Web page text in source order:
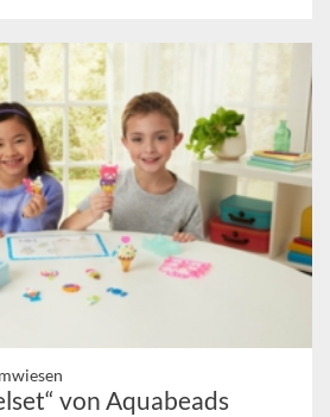
von Aquabeads